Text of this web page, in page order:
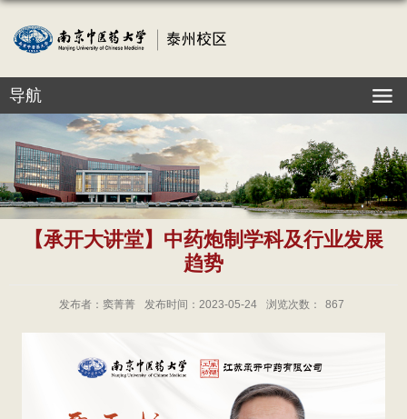
导航
【承开大讲堂】中药炮制学科及行业发展
趋势
发布者：窦菁菁 发布时间：2023-05-24 浏览次数： 867